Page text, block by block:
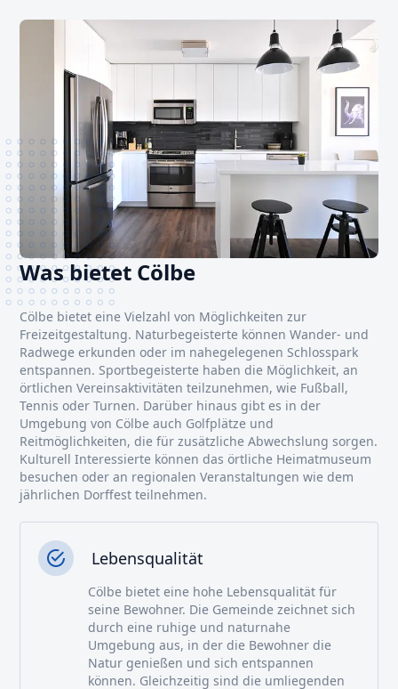
Was bietet Cölbe
Cölbe bietet eine Vielzahl von Möglichkeiten zur
Freizeitgestaltung. Naturbegeisterte können Wander- und
Radwege erkunden oder im nahegelegenen Schlosspark
entspannen. Sportbegeisterte haben die Möglichkeit, an
örtlichen Vereinsaktivitäten teilzunehmen, wie Fußball,
Tennis oder Turnen. Darüber hinaus gibt es in der
Umgebung von Cölbe auch Golfplätze und
Reitmöglichkeiten, die für zusätzliche Abwechslung sorgen.
Kulturell Interessierte können das örtliche Heimatmuseum
besuchen oder an regionalen Veranstaltungen wie dem
jährlichen Dorffest teilnehmen.
Lebensqualität
Cölbe bietet eine hohe Lebensqualität für
seine Bewohner. Die Gemeinde zeichnet sich
durch eine ruhige und naturnahe
Umgebung aus, in der die Bewohner die
Natur genießen und sich entspannen
können. Gleichzeitig sind die umliegenden